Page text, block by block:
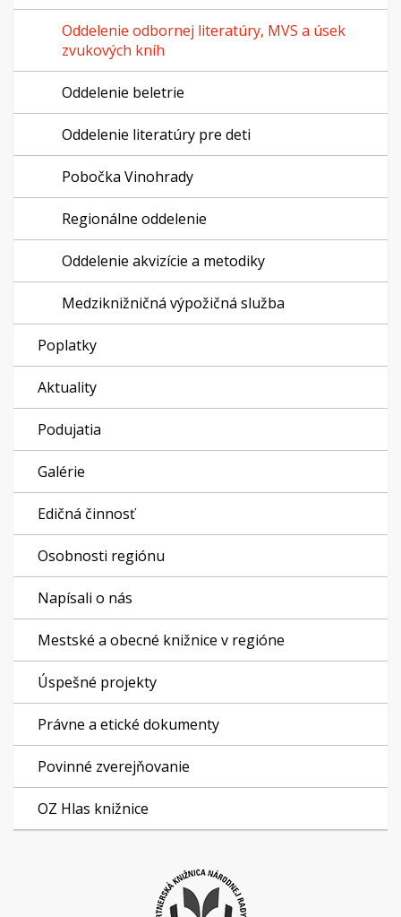
Oddelenie odbornej literatúry, MVS a úsek
zvukových kníh
Oddelenie beletrie
Oddelenie literatúry pre deti
Pobočka Vinohrady
Regionálne oddelenie
Oddelenie akvizície a metodiky
Medziknižničná výpožičná služba
Poplatky
Aktuality
Podujatia
Galérie
Edičná činnosť
Osobnosti regiónu
Napísali o nás
Mestské a obecné knižnice v regióne
Úspešné projekty
Právne a etické dokumenty
Povinné zverejňovanie
OZ Hlas knižnice